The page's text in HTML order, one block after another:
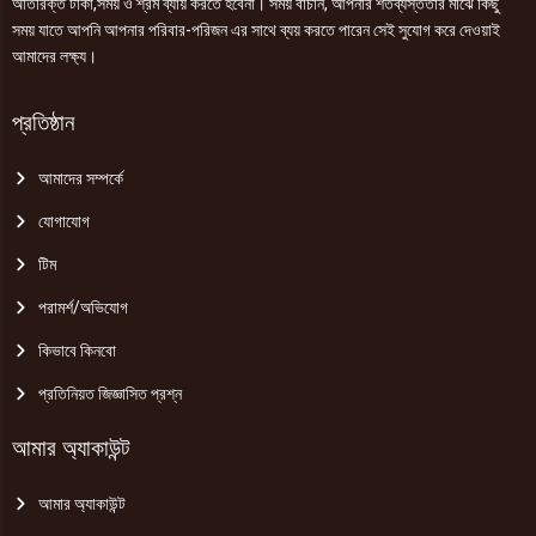
সময় যাতে আপনি আপনার পরিবার-পরিজন এর সাথে ব্যয় করতে পারেন সেই সুযোগ করে দেওয়াই
আমাদের লক্ষ্য।
প্রতিষ্ঠান
আমাদের সম্পর্কে
যোগাযোগ
টিম
পরামর্শ/অভিযোগ
কিভাবে কিনবো
প্রতিনিয়ত জিজ্ঞাসিত প্রশ্ন
আমার অ্যাকাউন্ট
আমার অ্যাকাউন্ট